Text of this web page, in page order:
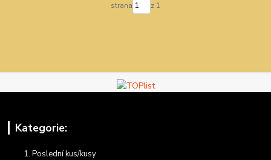
strana z 1
Kategorie:
Poslední kus/kusy